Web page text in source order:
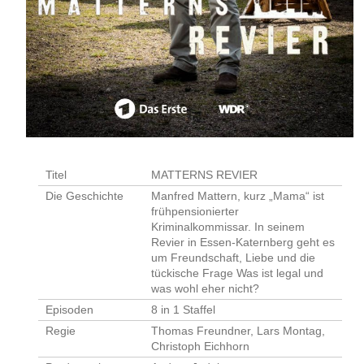
Titel
MATTERNS REVIER
Die Geschichte
Manfred Mattern, kurz „Mama“ ist
frühpensionierter
Kriminalkommissar. In seinem
Revier in Essen-Katernberg geht es
um Freundschaft, Liebe und die
tückische Frage Was ist legal und
was wohl eher nicht?
Episoden
8 in 1 Staffel
Regie
Thomas Freundner, Lars Montag,
Christoph Eichhorn